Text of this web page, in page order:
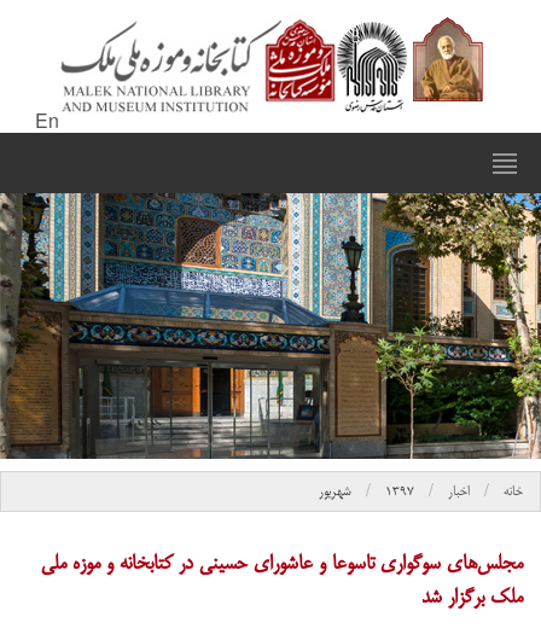
En
خانه اخبار ۱۳۹۷ شهریور
​مجلس‌های سوگواری تاسوعا و عاشورای حسینی در کتابخانه و موزه ملی
ملک برگزار شد